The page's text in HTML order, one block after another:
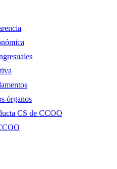
órganos
CS de CCOO